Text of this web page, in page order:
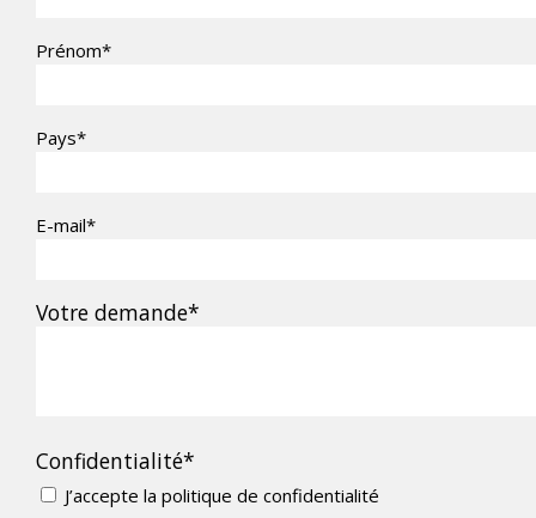
Prénom*
Pays*
E-mail*
Votre demande*
Confidentialité*
J’accepte la politique de confidentialité